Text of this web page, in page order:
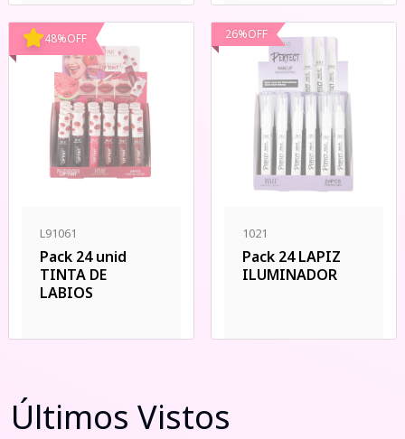
48%OFF
L91061
Pack 24 unid
TINTA DE
LABIOS
26%OFF
1021
Pack 24 LAPIZ
ILUMINADOR
Últimos Vistos